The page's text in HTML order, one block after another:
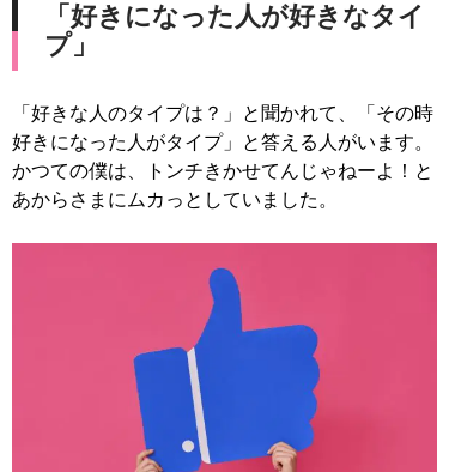
「好きになった人が好きなタイ
プ」
「好きな人のタイプは？」と聞かれて、「その時
好きになった人がタイプ」と答える人がいます。
かつての僕は、トンチきかせてんじゃねーよ！と
あからさまにムカっとしていました。